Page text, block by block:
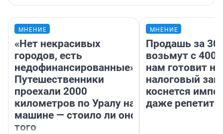
МНЕНИЕ
«Нет некрасивых
городов, есть
недофинансированные».
Путешественники
проехали 2000
километров по Уралу на
машине — стоило ли оно
того
МНЕНИЕ
Продашь за
возьмут с
нам готовит
налоговый
коснется
даже